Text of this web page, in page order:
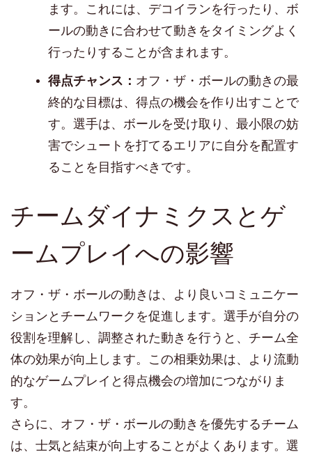
ます。これには、デコイランを行ったり、ボ
ールの動きに合わせて動きをタイミングよく
行ったりすることが含まれます。
得点チャンス： オフ・ザ・ボールの動きの最
終的な目標は、得点の機会を作り出すことで
す。選手は、ボールを受け取り、最小限の妨
害でシュートを打てるエリアに自分を配置す
ることを目指すべきです。
チームダイナミクスとゲ
ームプレイへの影響
オフ・ザ・ボールの動きは、より良いコミュニケー
ションとチームワークを促進します。選手が自分の
役割を理解し、調整された動きを行うと、チーム全
体の効果が向上します。この相乗効果は、より流動
的なゲームプレイと得点機会の増加につながりま
す。
さらに、オフ・ザ・ボールの動きを優先するチーム
は、士気と結束が向上することがよくあります。選